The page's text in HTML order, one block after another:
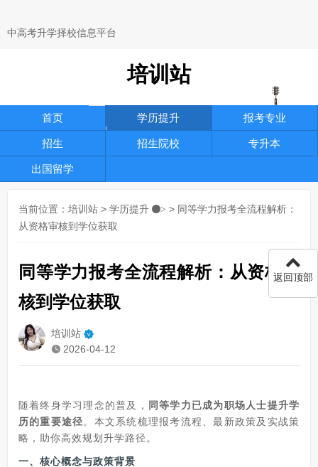
中高考升学择校信息平台
培训站
首页 学历提升 报考专业
招生 招生院校 专升本
出国留学
当前位置： 培训站 > 学历提升 > > 同等学力报考全流程解析：
从资格审核到学位获取
同等学力报考全流程解析：从资格审
核到学位获取
培训站
2026-04-12
随着终身学习理念的普及， 同等学力已成为职场人士提升学
历的重要途径。本文系统梳理报考流程、最新政策及实战策
略，助你高效规划升学路径。
一、核心概念与政策背景
返回顶部